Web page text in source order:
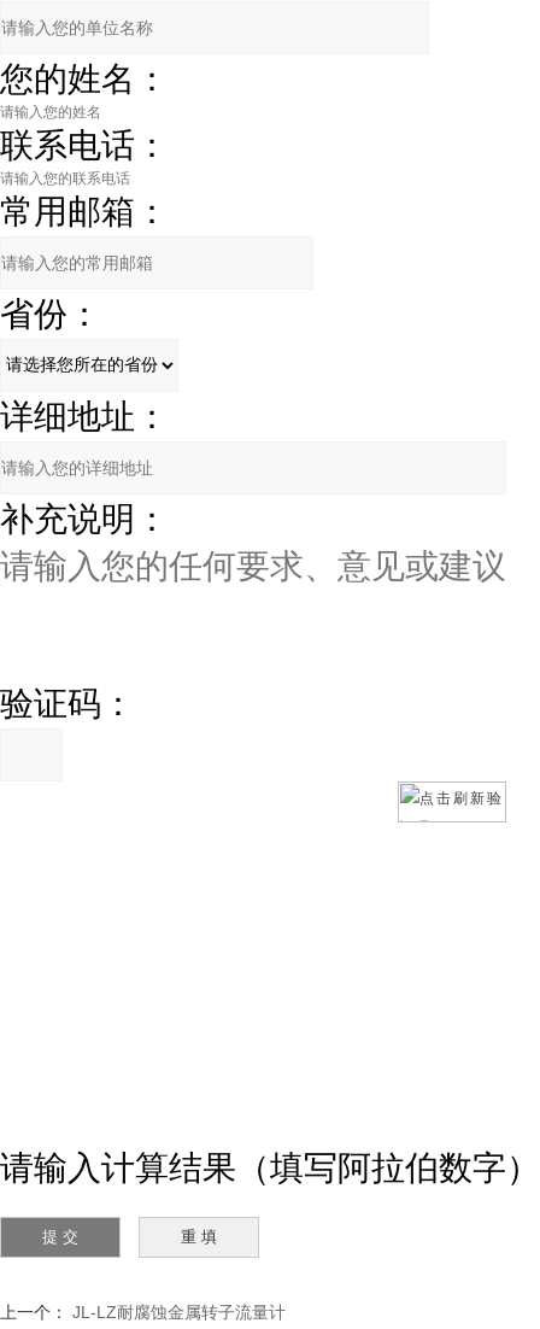
您的姓名：
联系电话：
常用邮箱：
省份：
详细地址：
补充说明：
验证码：
请输入计算结果（填写阿拉伯数字
上一个： JL-LZ耐腐蚀金属转子流量计